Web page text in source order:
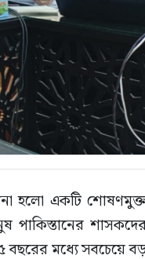
হলো একটি
পাকিস্তানের
বছরের মধ্যে সবচেয়ে